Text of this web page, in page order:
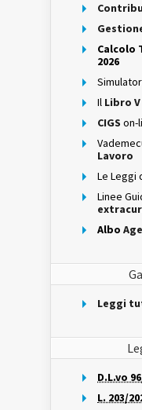
Calcolo
2026
Il Libro
CIGS on-
Lavoro
Le Leggi
Linee
Albo
Leggi
D.L.vo
L. 203/